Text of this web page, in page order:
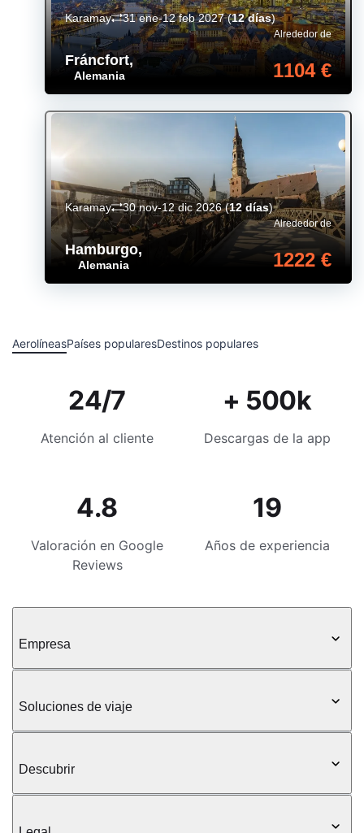
Fráncfort,
Alemania
Alrededor de
1104 €
Karamay 31 ene-12 feb 2027(12 días)
Hamburgo,
Alemania
Alrededor de
1222 €
Karamay 30 nov-12 dic 2026(12 días)
AerolíneasPaíses popularesDestinos populares
24/7
Atención al cliente
+ 500k
Descargas de la app
4.8
Valoración en Google
Reviews
19
Años de experiencia
Empresa
Soluciones de viaje
Descubrir